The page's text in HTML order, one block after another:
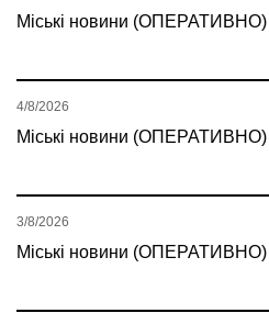
Міські новини (ОПЕРАТИВНО)
Міські новини (ОПЕРАТИВНО)
4/8/2026
Міські новини (ОПЕРАТИВНО)
3/8/2026